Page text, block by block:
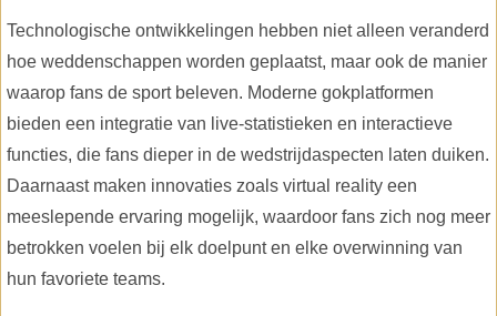
Technologische ontwikkelingen hebben niet alleen veranderd
hoe weddenschappen worden geplaatst, maar ook de manier
waarop fans de sport beleven. Moderne gokplatformen
bieden een integratie van live-statistieken en interactieve
functies, die fans dieper in de wedstrijdaspecten laten duiken.
Daarnaast maken innovaties zoals virtual reality een
meeslepende ervaring mogelijk, waardoor fans zich nog meer
betrokken voelen bij elk doelpunt en elke overwinning van
hun favoriete teams.